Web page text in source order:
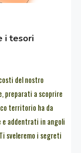
i tesori
del nostro
preparati a scoprire
territorio ha da
addentrati in angoli
sveleremo i segreti